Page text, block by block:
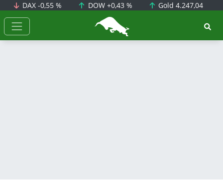
DAX-0,55 % DOW +0,43 % Gold4.247,04
BörsenNEWS.de